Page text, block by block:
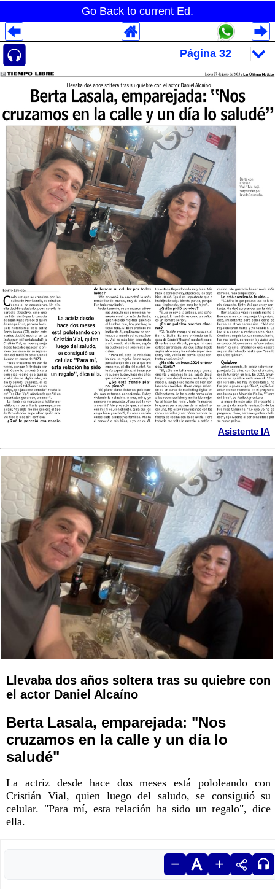
Go Back to current Ed.
Asistente IA
Llevaba dos años soltera tras su quiebre con
el actor Daniel Alcaíno
Berta Lasala, emparejada: "Nos
cruzamos en la calle y un día lo
saludé"
La actriz desde hace dos meses está pololeando con
Cristián Vial, quien luego del saludo, se consiguió su
celular. "Para mí, esta relación ha sido un regalo", dice
ella.
Despliegues Analytics
Despliegues Totales
Despliegues por Rubros